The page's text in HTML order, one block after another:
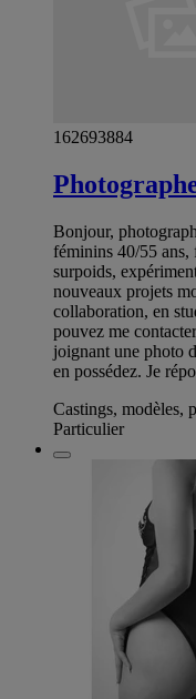
162693884
Bonjour,
féminins 40/55 ans,
surpoids,
nouveaux projets
collaboration, en
pouvez me
joignant une photo
en possédez. Je
Castings, modèles,
Particulier